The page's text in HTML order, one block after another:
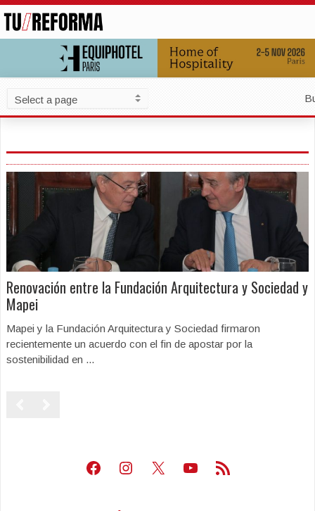
Renovación entre la Fundación Arquitectura y Sociedad y
Mapei
Mapei y la Fundación Arquitectura y Sociedad firmaron
recientemente un acuerdo con el fin de apostar por la
sostenibilidad en ...
Facebook
Instagram
X Youtube
Feed RSS